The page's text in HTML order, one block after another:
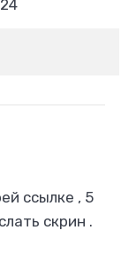
ссылке , 5
скрин .